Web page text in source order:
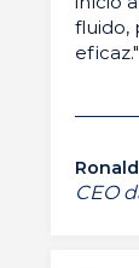
fluido,
eficaz."
CEO